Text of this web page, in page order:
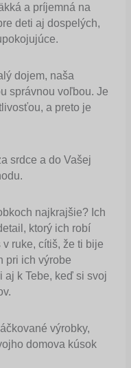
a príjemná na
deti aj dospelých,
dojem, naša
správnou voľbou. Je
a preto je
srdce a do Vašej
najkrajšie? Ich
ktorý ich robí
ruke, cítiš, že ti bije
pri ich výrobe
aj k Tebe, keď si svoj
výrobky,
domova kúsok